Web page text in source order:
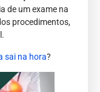
de um exame na
procedimentos,
sai na hora?